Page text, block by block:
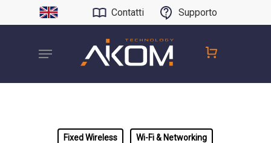
Contatti Supporto
Fixed Wireless Wi-Fi & Networking